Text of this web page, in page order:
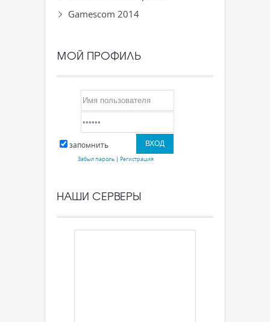
Gamescom 2014
МОЙ ПРОФИЛЬ
запомнить
Забыл пароль| Регистрация
НАШИ СЕРВЕРЫ